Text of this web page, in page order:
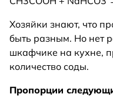
Хозяйки знают, что
быть разным. Но нет
шкафчике на кухне,
количество соды.
Пропорции